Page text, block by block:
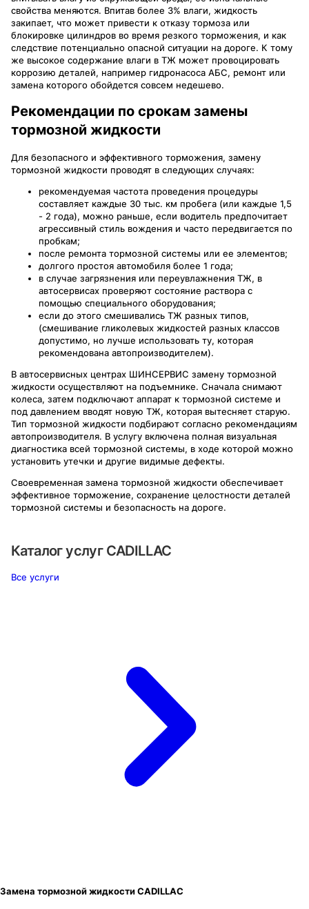
свойства меняются. Впитав более 3% влаги, жидкость
закипает, что может привести к отказу тормоза или
блокировке цилиндров во время резкого торможения, и как
следствие потенциально опасной ситуации на дороге. К тому
же высокое содержание влаги в ТЖ может провоцировать
коррозию деталей, например гидронасоса АБС, ремонт или
замена которого обойдется совсем недешево.
Рекомендации по срокам замены
тормозной жидкости
Для безопасного и эффективного торможения, замену
тормозной жидкости проводят в следующих случаях:
рекомендуемая частота проведения процедуры
составляет каждые 30 тыс. км пробега (или каждые 1,5
- 2 года), можно раньше, если водитель предпочитает
агрессивный стиль вождения и часто передвигается по
пробкам;
после ремонта тормозной системы или ее элементов;
долгого простоя автомобиля более 1 года;
в случае загрязнения или переувлажнения ТЖ, в
автосервисах проверяют состояние раствора с
помощью специального оборудования;
если до этого смешивались ТЖ разных типов,
(смешивание гликолевых жидкостей разных классов
допустимо, но лучше использовать ту, которая
рекомендована автопроизводителем).
В автосервисных центрах ШИНСЕРВИС замену тормозной
жидкости осуществляют на подъемнике. Сначала снимают
колеса, затем подключают аппарат к тормозной системе и
под давлением вводят новую ТЖ, которая вытесняет старую.
Тип тормозной жидкости подбирают согласно рекомендациям
автопроизводителя. В услугу включена полная визуальная
диагностика всей тормозной системы, в ходе которой можно
установить утечки и другие видимые дефекты.
Своевременная замена тормозной жидкости обеспечивает
эффективное торможение, сохранение целостности деталей
тормозной системы и безопасность на дороге.
Каталог услуг CADILLAC
Все услуги
Замена тормозной жидкости CADILLAC